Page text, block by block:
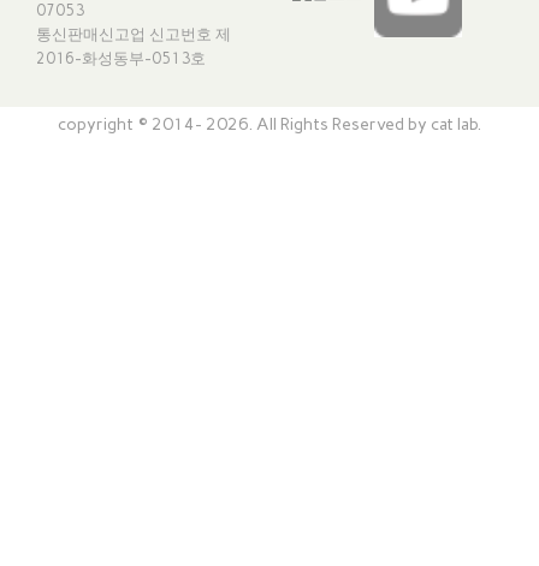
07053
통신판매신고업 신고번호 제
2016-화성동부-0513호
copyright © 2014- 2026. All Rights Reserved by cat lab.